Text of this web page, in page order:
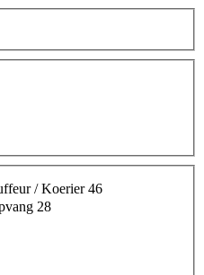
/ Koerier46
28